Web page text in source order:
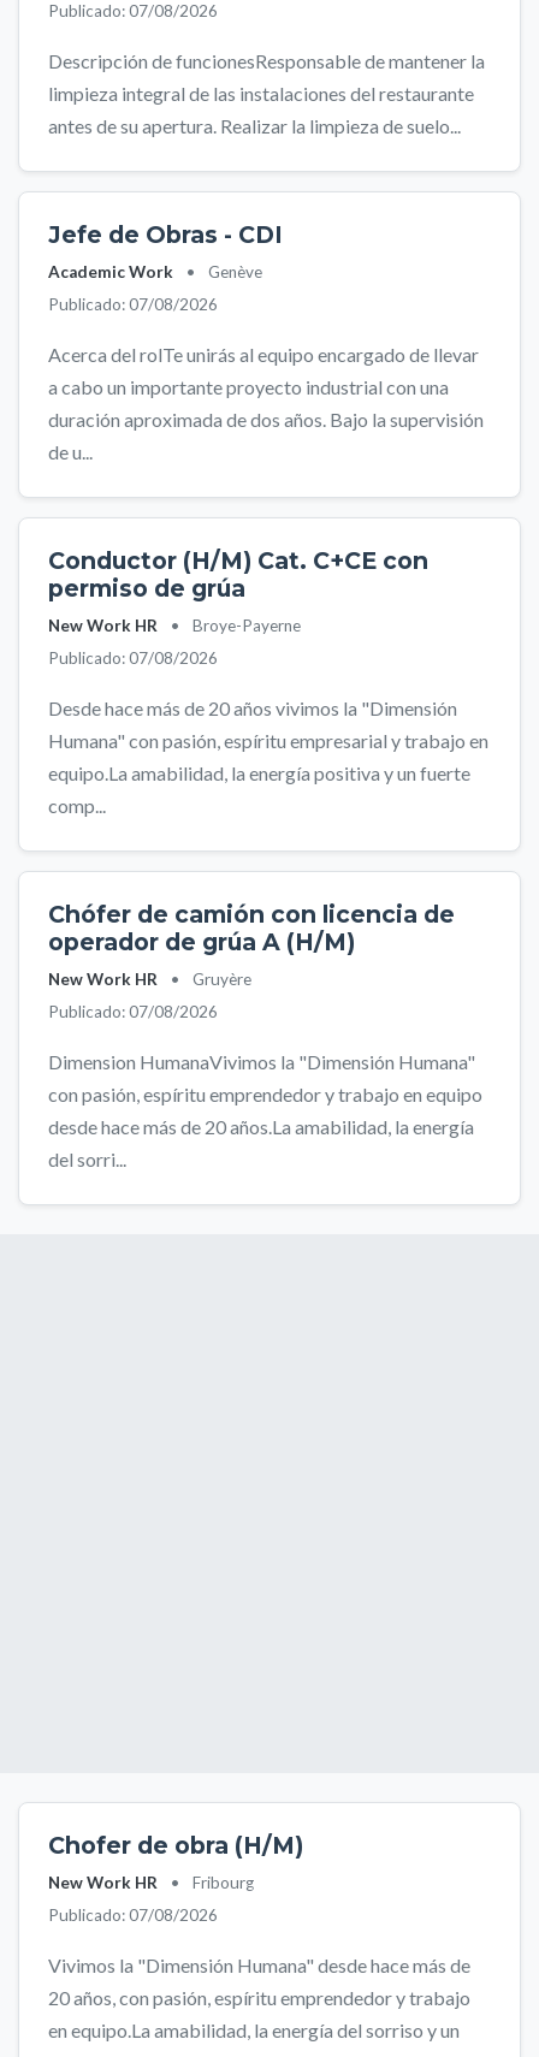
Publicado: 07/08/2026
Descripción de funcionesResponsable de mantener la
limpieza integral de las instalaciones del restaurante
antes de su apertura. Realizar la limpieza de suelo...
Jefe de Obras - CDI
Academic Work •
Genève
Publicado: 07/08/2026
Acerca del rolTe unirás al equipo encargado de llevar
a cabo un importante proyecto industrial con una
duración aproximada de dos años. Bajo la supervisión
de u...
Conductor (H/M) Cat. C+CE con
permiso de grúa
New Work HR •
Broye-Payerne
Publicado: 07/08/2026
Desde hace más de 20 años vivimos la "Dimensión
Humana" con pasión, espíritu empresarial y trabajo en
equipo.La amabilidad, la energía positiva y un fuerte
comp...
Chófer de camión con licencia de
operador de grúa A (H/M)
New Work HR •
Gruyère
Publicado: 07/08/2026
Dimension HumanaVivimos la "Dimensión Humana"
con pasión, espíritu emprendedor y trabajo en equipo
desde hace más de 20 años.La amabilidad, la energía
del sorri...
Chofer de obra (H/M)
New Work HR •
Fribourg
Publicado: 07/08/2026
Vivimos la "Dimensión Humana" desde hace más de
20 años, con pasión, espíritu emprendedor y trabajo
en equipo.La amabilidad, la energía del sorriso y un